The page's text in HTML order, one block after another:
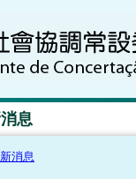
息
消息